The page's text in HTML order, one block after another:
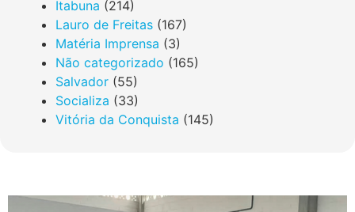
Itabuna (214)
Lauro de Freitas (167)
Matéria Imprensa (3)
Não categorizado (165)
Salvador (55)
Socializa (33)
Vitória da Conquista (145)